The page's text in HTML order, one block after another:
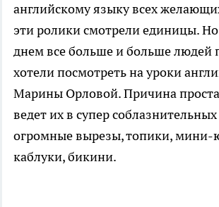
английскому языку всех
эти ролики смотрели единицы.
днем все больше и больше людей
хотели посмотреть на уроки
Марины Орловой. Причина
ведет их в супер
огромные вырезы, топики, мини-
каблуки, бикини.